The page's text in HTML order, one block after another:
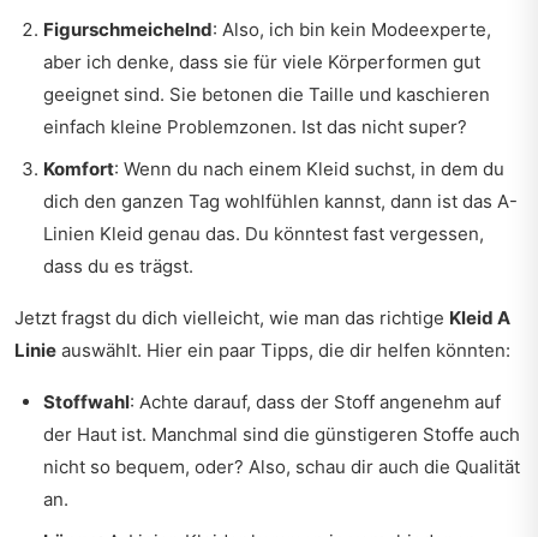
Figurschmeichelnd: Also, ich bin kein Modeexperte,
aber ich denke, dass sie für viele Körperformen gut
geeignet sind. Sie betonen die Taille und kaschieren
einfach kleine Problemzonen. Ist das nicht super?
Komfort: Wenn du nach einem Kleid suchst, in dem du
dich den ganzen Tag wohlfühlen kannst, dann ist das A-
Linien Kleid genau das. Du könntest fast vergessen,
dass du es trägst.
Jetzt fragst du dich vielleicht, wie man das richtige Kleid A
Linie auswählt. Hier ein paar Tipps, die dir helfen könnten:
Stoffwahl: Achte darauf, dass der Stoff angenehm auf
der Haut ist. Manchmal sind die günstigeren Stoffe auch
nicht so bequem, oder? Also, schau dir auch die Qualität
an.